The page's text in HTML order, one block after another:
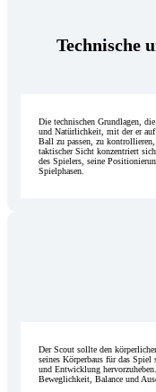
Technische
Die technischen Grundlagen,
und Natürlichkeit, mit der er
Ball zu passen, zu
taktischer Sicht konzentriert
des Spielers, seine
Spielphasen.
Der Scout sollte den
seines Körperbaus für das
und Entwicklung
Beweglichkeit, Balance und